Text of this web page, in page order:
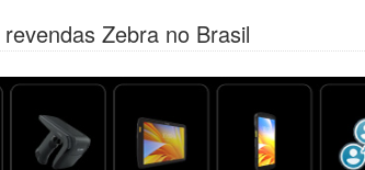
Zebra no Brasil